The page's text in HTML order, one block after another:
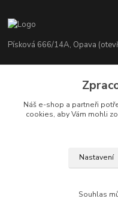
Písková 666/14A, Opava
+420 776 839 986
info@nosice.com
Náš e-shop a partneři
cookies, aby Vám mohli
Nastavení
Souhlas